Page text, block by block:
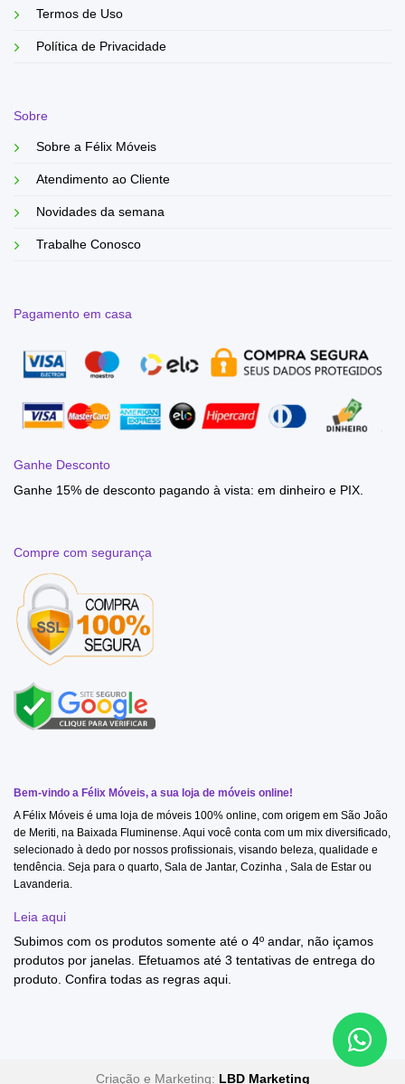
Termos de Uso
Política de Privacidade
Sobre
Sobre a Félix Móveis
Atendimento ao Cliente
Novidades da semana
Trabalhe Conosco
Pagamento em casa
Ganhe Desconto
Ganhe 15% de desconto pagando à vista: em dinheiro e PIX.
Compre com segurança
Bem-vindo a Félix Móveis, a sua loja de móveis online!
A Félix Móveis é uma loja de móveis 100% online, com origem em São João
de Meriti, na Baixada Fluminense. Aqui você conta com um mix diversificado,
selecionado à dedo por nossos profissionais, visando beleza, qualidade e
tendência. Seja para o quarto, Sala de Jantar, Cozinha , Sala de Estar ou
Lavanderia.
Leia aqui
Subimos com os produtos somente até o 4º andar, não içamos
produtos por janelas. Efetuamos até 3 tentativas de entrega do
produto. Confira todas as regras aqui.
Criação e Marketing: LBD Marketing